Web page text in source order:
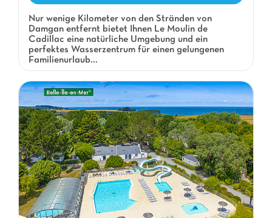
Nur wenige Kilometer von den Stränden von
Damgan entfernt bietet Ihnen Le Moulin de
Cadillac eine natürliche Umgebung und ein
perfektes Wasserzentrum für einen gelungenen
Familienurlaub...